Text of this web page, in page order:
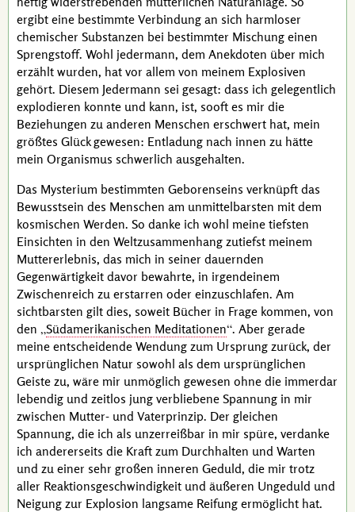
ergibt eine bestimmte Verbindung an sich harmloser
chemischer Substanzen bei bestimmter Mischung einen
Sprengstoff. Wohl jedermann, dem Anekdoten über mich
erzählt wurden, hat vor allem von meinem Explosiven
gehört. Diesem Jedermann sei gesagt: dass ich gelegentlich
explodieren konnte und kann, ist, sooft es mir die
Beziehungen zu anderen Menschen erschwert hat, mein
größtes Glück gewesen: Entladung nach innen zu hätte
mein Organismus schwerlich ausgehalten.
Das Mysterium bestimmten Geborenseins verknüpft das
Bewusstsein des Menschen am unmittelbarsten mit dem
kosmischen Werden. So danke ich wohl meine tiefsten
Einsichten in den Weltzusammenhang zutiefst meinem
Muttererlebnis, das mich in seiner dauernden
Gegenwärtigkeit davor bewahrte, in irgendeinem
Zwischenreich zu erstarren oder einzuschlafen. Am
sichtbarsten gilt dies, soweit Bücher in Frage kommen, von
den Südamerikanischen Meditationen . Aber gerade
meine entscheidende Wendung zum Ursprung zurück, der
ursprünglichen Natur sowohl als dem ursprünglichen
Geiste zu, wäre mir unmöglich gewesen ohne die immerdar
lebendig und zeitlos jung verbliebene Spannung in mir
zwischen Mutter- und Vaterprinzip. Der gleichen
Spannung, die ich als unzerreißbar in mir spüre, verdanke
ich andererseits die Kraft zum Durchhalten und Warten
und zu einer sehr großen inneren Geduld, die mir trotz
aller Reaktionsgeschwindigkeit und äußeren Ungeduld und
Neigung zur Explosion langsame Reifung ermöglicht hat.